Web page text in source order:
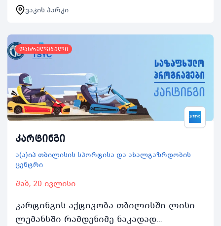
პარკის კორტებით ასობით ახალგაზრდა
ისარგებლებს აქტივობაში ჩართვის
შემთხვევაში რეგისტრირებულ…
ვაკის პარკი
დასრულებული
კარტინგი
ა(ა)იპ თბილისის სპორტისა და ახალგაზრდობის
ცენტრი
შაბ, 20 ივლისი
კარტინგის აქტივობა თბილისში ლისი
ლემანსში რამდენიმე ნაკადად